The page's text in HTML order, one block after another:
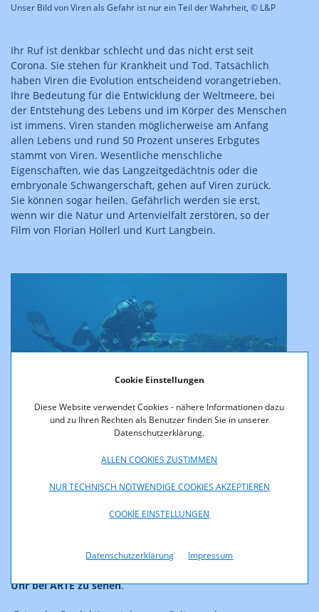
Cookie Einstellungen
Diese Website verwendet Cookies - nähere Informationen dazu
und zu Ihren Rechten als Benutzer finden Sie in unserer
Datenschutzerklärung.
ALLEN COOKIES ZUSTIMMEN
NUR TECHNISCH NOTWENDIGE COOKIES AKZEPTIEREN
COOKIE EINSTELLUNGEN
Datenschutzerklärung Impressum
Unser Bild von Viren als Gefahr ist nur ein Teil der Wahrheit, © L&P
Ihr Ruf ist denkbar schlecht und das nicht erst seit
Corona. Sie stehen für Krankheit und Tod. Tatsächlich
haben Viren die Evolution entscheidend vorangetrieben.
Ihre Bedeutung für die Entwicklung der Weltmeere, bei
der Entstehung des Lebens und im Körper des Menschen
ist immens. Viren standen möglicherweise am Anfang
allen Lebens und rund 50 Prozent unseres Erbgutes
stammt von Viren. Wesentliche menschliche
Eigenschaften, wie das Langzeitgedächtnis oder die
embryonale Schwangerschaft, gehen auf Viren zurück.
Sie können sogar heilen. Gefährlich werden sie erst,
wenn wir die Natur und Artenvielfalt zerstören, so der
Film von Florian Höllerl und Kurt Langbein.
Wissenschaftler vor Curacao Island: Viren schützen Korallen, © L&P
Die vom FERNSEHFONDS AUSTRIA geförderte
Dokumentation „Das Virus in uns“ aus der Produktion von
Langbein & Partner, Wien, ist eine faszinierende Reise in
die Virosphäre, die verblüffende Erkenntnisse der
Uhr bei ARTE zu sehen.